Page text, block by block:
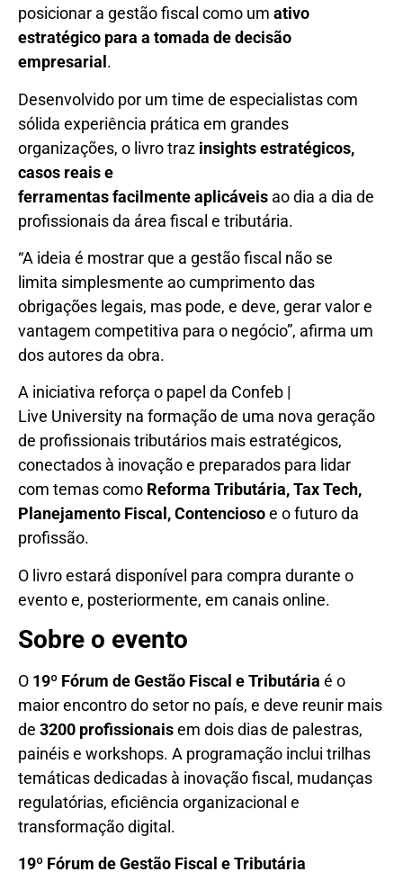
posicionar a gestão fiscal como um ativo
estratégico para a tomada de decisão
empresarial .
Desenvolvido por um time de especialistas com
sólida experiência prática em grandes
organizações, o livro traz insights estratégicos,
casos reais e
ferramentasfacilmenteaplicáveis ao dia a dia de
profissionais da área fiscal e tributária.
“A ideia é mostrar que a gestão fiscal não se
limita simplesmente ao cumprimento das
obrigações legais, mas pode, e deve, gerar valor e
vantagem competitiva para o negócio”, afirma um
dos autores da obra.
A iniciativa reforça o papel da Confeb |
Live University na formação de uma nova geração
de profissionais tributários mais estratégicos,
conectados à inovação e preparados para lidar
com temas como Reforma Tributária,TaxTech,
Planejamento Fiscal, Contenciosoe o futuro da
profissão.
O livro estará disponível para compra durante o
evento e, posteriormente, em canais online.
Sobre o evento
O 19º Fórum de Gestão Fiscal e Tributária é o
maior encontro do setor no país, e deve reunir mais
de 3200 profissionaisem dois dias de palestras,
painéis e workshops. A programação inclui trilhas
temáticas dedicadas à inovação fiscal, mudanças
regulatórias, eficiência organizacional e
transformação digital.
19º Fórum de Gestão Fiscal e Tributária